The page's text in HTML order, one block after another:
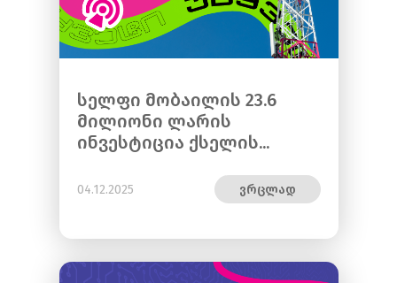
სელფი მობაილის 23.6
მილიონი ლარის
ინვესტიცია ქსელის...
04.12.2025 ვრცლად